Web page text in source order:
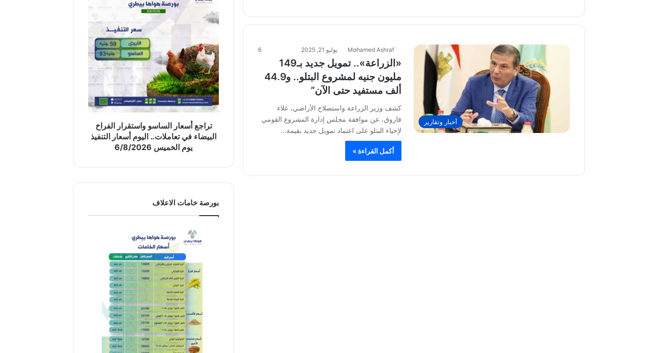
أخبار وتقارير
Mohamed Ashraf يوليو 21, 2025 6
«الزراعة».. تمويل جديد بـ149
مليون جنيه لمشروع البتلو.. و44.9
ألف مستفيد حتى الآن”
كشف وزير الزراعة واستصلاح الأراضي، علاء
فاروق، عن موافقة مجلس إدارة المشروع القومي
لإحياء البتلو على اعتماد تمويل جديد بقيمة…
أكمل القراءة »
تراجع أسعار الساسو واستقرار الفراخ
البيضاء في تعاملات.. اليوم أسعار التنفيذ
يوم الخميس 6/8/2026
بورصة خامات الاعلاف